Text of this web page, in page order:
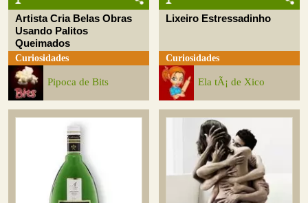
Artista Cria Belas Obras
Usando Palitos
Queimados
Curiosidades
Pipoca de Bits
Lixeiro Estressadinho
Curiosidades
Ela tÃ¡ de Xico